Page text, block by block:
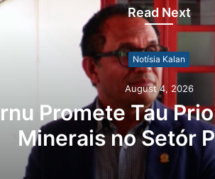
Read Next
Notísia Kalan
August 4, 2026
Promete Tau
Minerais no Setór